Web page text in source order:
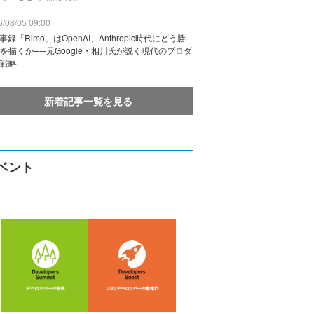
08/05 09:00
録「Rimo」はOpenAI、Anthropic時代にどう勝
描くか──元Google・相川氏が説く現代のプロダ
略
新着記事一覧を見る
ント